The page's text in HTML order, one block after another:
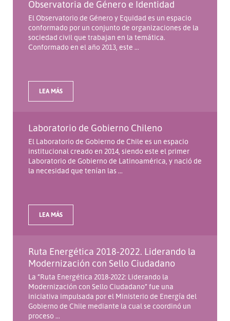
Observatoria de Género e Identidad
El Observatorio de Género y Equidad es un espacio
conformado por un conjunto de organizaciones de la
sociedad civil que trabajan en la temática.
Conformado en el año 2013, este ...
LEA MÁS
Laboratorio de Gobierno Chileno
El Laboratorio de Gobierno de Chile es un espacio
institucional creado en 2014, siendo este el primer
Laboratorio de Gobierno de Latinoamérica, y nació de
la necesidad que tenían las ...
LEA MÁS
Ruta Energética 2018-2022. Liderando la
Modernización con Sello Ciudadano
La “Ruta Energética 2018-2022: Liderando la
Modernización con Sello Ciudadano” fue una
iniciativa impulsada por el Ministerio de Energía del
Gobierno de Chile mediante la cual se coordinó un
proceso ...